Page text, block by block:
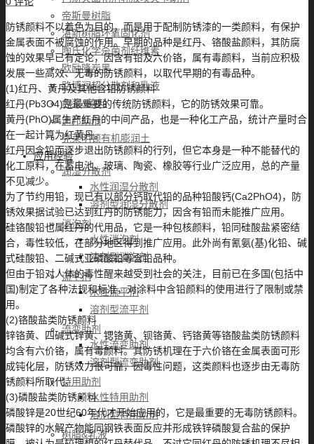
帝斯曼树脂
湛新树脂环氧固化剂
陶氏化学杀菌剂纤维素
欧励隆炭黑
路博润超分散剂和乳液
色浆&染料
迪邦助剂
克莱明顿有机膨润土
应用经验
润湿分散剂
水性润湿分散剂
溶剂型润湿分散剂
消泡剂
水性消泡剂
溶剂型消泡剂
流平剂
水性流平剂
溶剂型流平剂
流变助剂
水性流变助剂
溶剂型流变助剂
特用助剂
水性特用助剂
溶剂型特用助剂
树脂&乳液
防锈颜料不以着色为目的，而是用于配制防锈漆的一类颜料，有保护
金属表面不被腐蚀的作用。早期的品种是红丹、铬酸盐颜料，其防腐
蚀的效果早已有定论，因含有铅及六价铬，属有毒颜料，当前应积极
发展一些高效、无毒的防锈颜料，以取代早期的有毒品种。
(1)红丹、黄丹及其他含铅防锈颜料
红丹(Pb3O4)是最重要的传统防锈颜料，它的防锈效果可靠。
黄丹(PhO)属生产红丹的中间产品，也是一种化工产品，统计产量时合
在一起计算为红黄丹。
红丹因含铅而逐步退出防锈颜料的行列，但它本身是一种不能替代的
化工原料，在蓄电池、玻璃、陶瓷、橡胶等行业广泛应用，总的产量
不见减少。
为了节约用铅，现已有以部分钙取代铅的品种铅酸钙(Ca2PhO4)，防
锈效果据试验已达到红丹的防锈能力，因含有铅而未能推广应用。
硅铬酸铅也属红丹的代用品，它是一种包核颜料，铅同硅酸盐紧密结
合，毒性较低，在部分地区得到推广应用。此外尚有氰氨(基)化铅、碱
式硅酸铅、二碱式亚磷酸铅等含铅品种。
但由于铅对人体的毒性醒来越受到社会的关注，目前已在多国(包括中
国)制定了各种法规和标准，对涂料中含铅颜料的使用进行了限制或禁
用。
(2)铬酸盐类防锈颜料
锌铬黄、四碱式锌黄、锶铬黄、钡铬黄、钙铬黄等铬酸盐类防锈颜料
均含有六价铬，属有毒颜料。其防锈机理在于六价铬在金属表面可形
成钝化层，防锈效力很可靠，因毒性问题，这类颜料也逐步由无毒防
锈颜料所取代。
(3)磷酸盐类防锈颜料
磷酸锌是20世纪60年代才开始应用的，它是最重要的无毒防锈颜料。
磷酸锌的水解产物能同钢铁表面反应并形成铁锌磷酸复合盐的保护